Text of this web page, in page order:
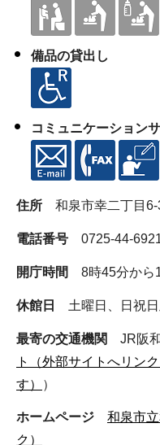
備品の貸出し
コミュニケーション
住所 和泉市幸二丁目6-
電話番号 0725-44-
開庁時間 8時45分から
休館日 土曜日、日祝
最寄の交通機関 JR阪
ト（外部サイトへリン
す）
）
ホームページ 和泉市
ク）